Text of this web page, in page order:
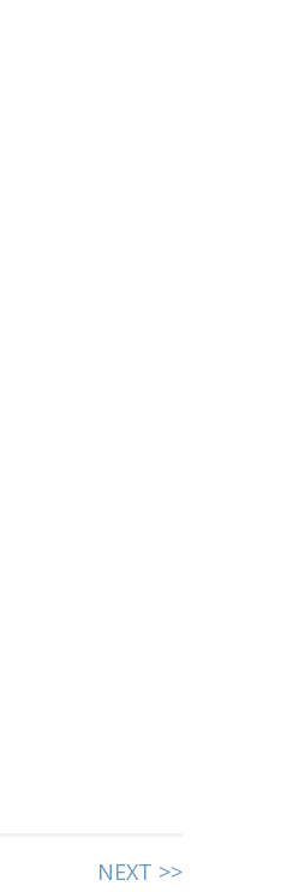
NEXT >>